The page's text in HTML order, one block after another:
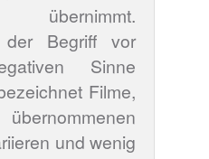
übernimmt.
der Begriff vor
Sinne
Filme,
und wenig